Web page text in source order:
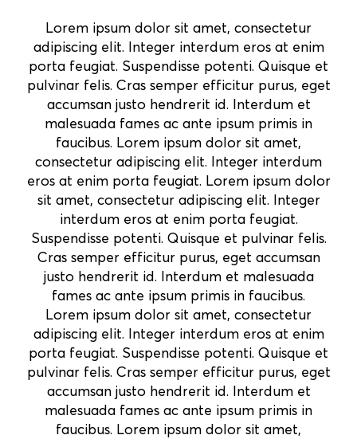
Lorem ipsum dolor sit amet, consectetur
adipiscing elit. Integer interdum eros at enim
porta feugiat. Suspendisse potenti. Quisque et
pulvinar felis. Cras semper efficitur purus, eget
accumsan justo hendrerit id. Interdum et
malesuada fames ac ante ipsum primis in
faucibus. Lorem ipsum dolor sit amet,
consectetur adipiscing elit. Integer interdum
eros at enim porta feugiat. Lorem ipsum dolor
sit amet, consectetur adipiscing elit. Integer
interdum eros at enim porta feugiat.
Suspendisse potenti. Quisque et pulvinar felis.
Cras semper efficitur purus, eget accumsan
justo hendrerit id. Interdum et malesuada
fames ac ante ipsum primis in faucibus.
Lorem ipsum dolor sit amet, consectetur
adipiscing elit. Integer interdum eros at enim
porta feugiat. Suspendisse potenti. Quisque et
pulvinar felis. Cras semper efficitur purus, eget
accumsan justo hendrerit id. Interdum et
malesuada fames ac ante ipsum primis in
faucibus. Lorem ipsum dolor sit amet,